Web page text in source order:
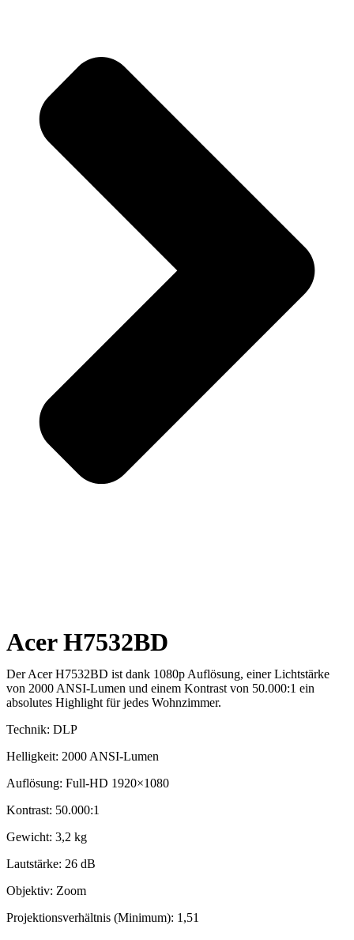
Acer H7532BD
Der Acer H7532BD ist dank 1080p Auflösung, einer Lichtstärke
von 2000 ANSI-Lumen und einem Kontrast von 50.000:1 ein
absolutes Highlight für jedes Wohnzimmer.
Technik: DLP
Helligkeit: 2000 ANSI-Lumen
Auflösung: Full-HD 1920×1080
Kontrast: 50.000:1
Gewicht: 3,2 kg
Lautstärke: 26 dB
Objektiv: Zoom
Projektionsverhältnis (Minimum): 1,51